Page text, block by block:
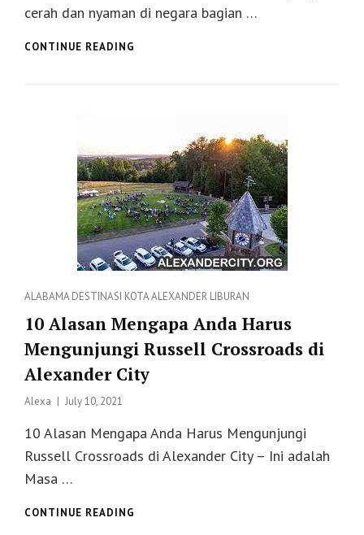
cerah dan nyaman di negara bagian …
CONTINUE READING
Categories
ALABAMADESTINASI KOTA ALEXANDER LIBURAN
10 Alasan Mengapa Anda Harus
Mengunjungi Russell Crossroads di
Alexander City
Alexa
Posted
July 10, 2021
10 Alasan Mengapa Anda Harus Mengunjungi
Russell Crossroads di Alexander City – Ini adalah
Masa …
CONTINUE READING